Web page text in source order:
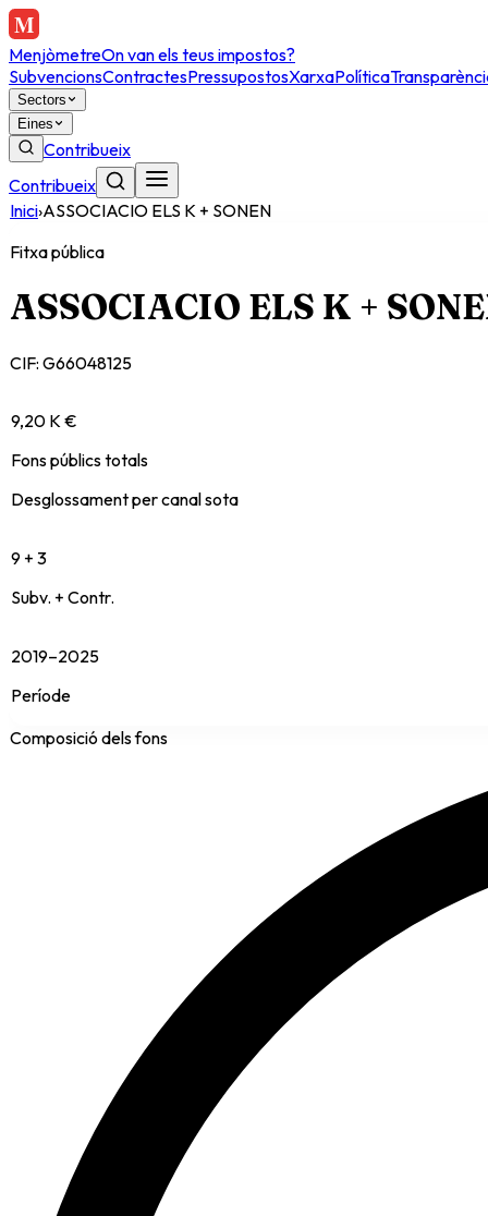
MenjòmetreOn van els teus impostos?
SubvencionsContractesPressupostosXarxaPolítica
Sectors
Eines
Contribueix
Contribueix
Inici›ASSOCIACIO ELS K + SONEN
Fitxa pública
ASSOCIACIO ELS K +
CIF: G66048125
9,20 K €
Fons públics totals
Desglossament per canal sota
9 + 3
Subv. + Contr.
2019–2025
Període
Composició dels fons